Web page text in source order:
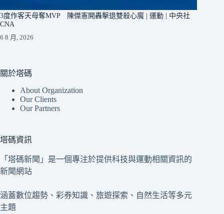
3度作客天母奪MVP 陳傑憲開轟擊退雙殺心魔 | 運動 | 中央社
CNA
6 8 月, 2026
關於塔碼
About Organization
Our Clients
Our Partners
塔碼資訊
「塔碼新聞」是一個專注於提供科技與運動相關資訊的
新聞網站
涵蓋數位趨勢、彩券知識、旅遊探索、自然生活等多元
主題